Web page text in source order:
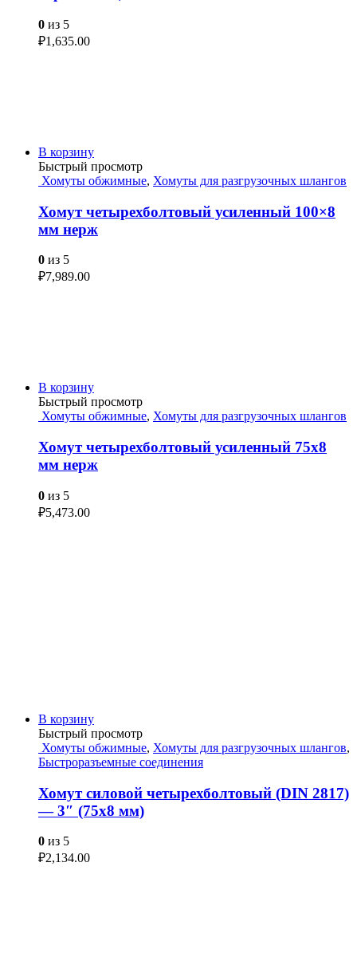
0 из 5
₽1,635.00
В корзину
Быстрый просмотр
Хомуты обжимные, Хомуты для разгрузочных шлангов
Хомут четырехболтовый усиленный 100×8
мм нерж
0 из 5
₽7,989.00
В корзину
Быстрый просмотр
Хомуты обжимные, Хомуты для разгрузочных шлангов
Хомут четырехболтовый усиленный 75х8
мм нерж
0 из 5
₽5,473.00
В корзину
Быстрый просмотр
Хомуты обжимные, Хомуты для разгрузочных шлангов,
Быстроразъемные соединения
Хомут силовой четырехболтовый (DIN 2817)
— 3″ (75х8 мм)
0 из 5
₽2,134.00